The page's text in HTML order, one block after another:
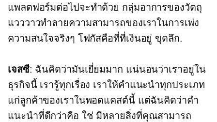
แพลตฟอร์มต่อไปจะทำด้วย กลุ่มอาการของวัตถุ
แวววาวทำลายความสามารถของเราในการเพ่ง
ความสนใจจริงๆ โฟกัสคือที่ที่เงินอยู่ ขุดลึก.
เจสซี: ฉันคิดว่ามันเยี่ยมมาก แน่นอนว่าเราอยู่ใน
ธุรกิจนี้ เรารู้ทุกเรื่อง เราให้คำแนะนำทุกประเภท
แก่ลูกค้าของเราในพอดแคสต์นี้ แต่ฉันคิดว่าคำ
แนะนำที่ดีกว่าคือ ใช่ มีหลายสิ่งที่คุณสามารถ